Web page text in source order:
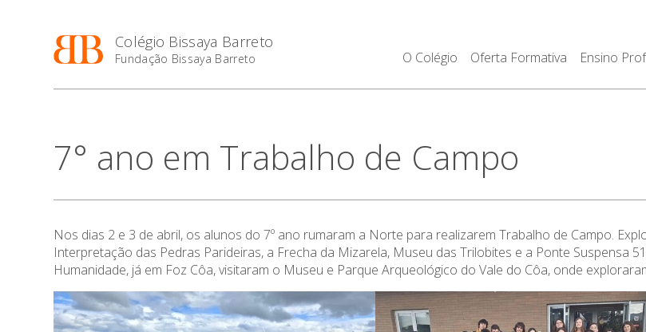
Colégio Bissaya Barreto
Fundação Bissaya Barreto O Colégio Oferta Formativa Ensino
7° ano em Trabalho de Campo
Nos dias 2 e 3 de abril, os alunos do 7º ano rumaram a Norte para realizarem Trabalho de Campo.
Interpretação das Pedras Parideiras, a Frecha da Mizarela, Museu das Trilobites e a Ponte Suspensa
Humanidade, já em Foz Côa, visitaram o Museu e Parque Arqueológico do Vale do Côa, onde